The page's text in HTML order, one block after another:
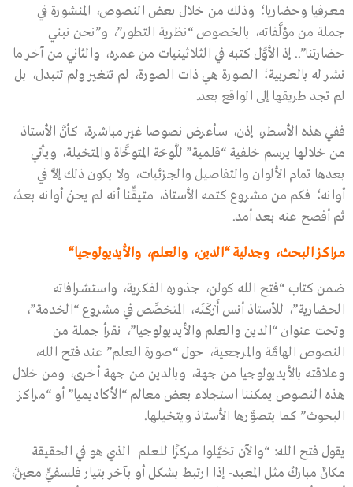
معرفيا وحضاريا؛ وذلك من خلال بعض النصوص، المنشورة في
جملة من مؤلَّفاته، بالخصوص “نظرية التطور”، و”نحن نبني
حضارتنا”.. إذ الأوَّل كتبه في الثلاثينيات من عمره، والثاني من آخر ما
نشر له بالعربية؛ الصورة هي ذات الصورة، لم تتغير ولم تتبدل، بل
لم تجد طريقها إلى الواقع بعد.
ففي هذه الأسطر، إذن، سأعرض نصوصا غير مباشرة، كأنَّ الأستاذ
من خلالها يرسم خلفية “قلمية” للَّوحَة المتوخَّاة والمتخيلة، ويأتي
بعدها تمام الألوان والتفاصيل والجزئيات، ولا يكون ذلك إلاَّ في
أوانه؛ فكم من مشروع كتمه الأستاذ، متيقِّنا أنه لم يحنْ أوانه بعدُ،
ثم أفصح عنه بعد أمد.
مراكز البحث، وجدلية“الدين، والعلم، والأيديولوجيا“
ضمن كتاب “فتح الله كولن، جذوره الفكرية، واستشرافاته
الحضارية”، للأستاذ أنس أَرْكَنَه، المتخصِّص في مشروع “الخدمة”،
وتحت عنوان “الدين والعلم والأيديولوجيا”، نقرأ جملة من
النصوص الهامَّة والمرجعية، حول “صورة العلم” عند فتح الله،
وعلاقته بالأيديولوجيا من جهة، وبالدين من جهة أخرى، ومن خلال
هذه النصوص يمكننا استجلاء بعض معالم “الأكاديميا” أو “مراكز
البحوث” كما يتصوَّرها الأستاذ ويتخيلها.
يقول فتح الله: “والآن تخيَّلوا مركزًا للعلم -الذي هو في الحقيقة
مكانٌ مباركٌ مثل المعبد- إذا ارتبط بشكل أو بآخر بتيار فلسفيٍّ معيَّن،